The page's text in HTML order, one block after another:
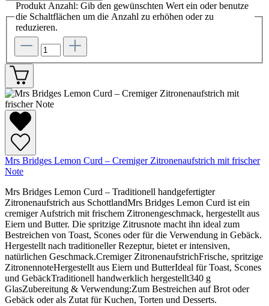
Produkt Anzahl: Gib den gewünschten Wert ein oder benutze
die Schaltflächen um die Anzahl zu erhöhen oder zu
reduzieren.
Mrs Bridges Lemon Curd – Cremiger Zitronenaufstrich mit frischer
Note
Mrs Bridges Lemon Curd – Traditionell handgefertigter
Zitronenaufstrich aus SchottlandMrs Bridges Lemon Curd ist ein
cremiger Aufstrich mit frischem Zitronengeschmack, hergestellt aus
Eiern und Butter. Die spritzige Zitrusnote macht ihn ideal zum
Bestreichen von Toast, Scones oder für die Verwendung in Gebäck.
Hergestellt nach traditioneller Rezeptur, bietet er intensiven,
natürlichen Geschmack.Cremiger ZitronenaufstrichFrische, spritzige
ZitronennoteHergestellt aus Eiern und ButterIdeal für Toast, Scones
und GebäckTraditionell handwerklich hergestellt340 g
GlasZubereitung & Verwendung:Zum Bestreichen auf Brot oder
Gebäck oder als Zutat für Kuchen, Torten und Desserts.